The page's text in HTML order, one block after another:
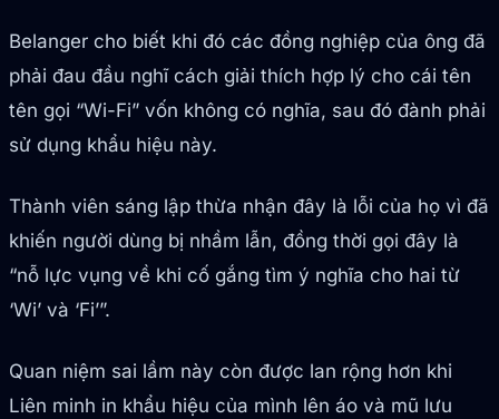
Belanger cho biết khi đó các đồng nghiệp của ông đã
phải đau đầu nghĩ cách giải thích hợp lý cho cái tên
tên gọi “Wi-Fi” vốn không có nghĩa, sau đó đành phải
sử dụng khẩu hiệu này.
Thành viên sáng lập thừa nhận đây là lỗi của họ vì đã
khiến người dùng bị nhầm lẫn, đồng thời gọi đây là
“nỗ lực vụng về khi cố gắng tìm ý nghĩa cho hai từ
‘Wi’ và ‘Fi’”.
Quan niệm sai lầm này còn được lan rộng hơn khi
Liên minh in khẩu hiệu của mình lên áo và mũ lưu